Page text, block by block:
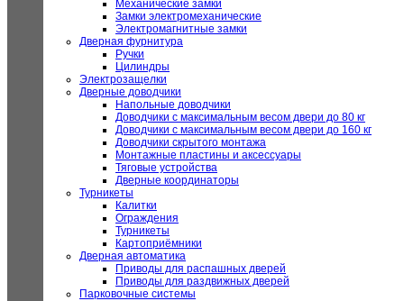
Механические замки
Замки электромеханические
Электромагнитные замки
Дверная фурнитура
Ручки
Цилиндры
Электрозащелки
Дверные доводчики
Напольные доводчики
Доводчики с максимальным весом двери до 80 кг
Доводчики с максимальным весом двери до 160 кг
Доводчики скрытого монтажа
Монтажные пластины и аксессуары
Тяговые устройства
Дверные координаторы
Турникеты
Калитки
Ограждения
Турникеты
Картоприёмники
Дверная автоматика
Приводы для распашных дверей
Приводы для раздвижных дверей
Парковочные системы